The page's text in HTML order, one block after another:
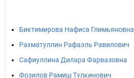
Биктимирова Нафиса Глимьяновна
Рахматуллин Рафаэль Равилович
Сафиуллина Дилара Фарвазовна
Фозилов Рамиш Тулкинович